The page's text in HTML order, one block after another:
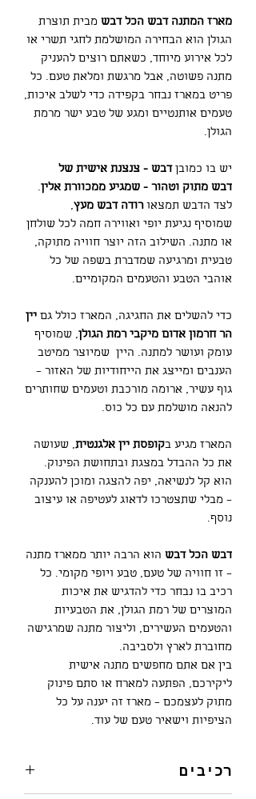
מארז המתנה דבש הכל דבש מבית תוצרת
הגולן הוא הבחירה המושלמת לחגי תשרי או
לכל אירוע מיוחד, כשאתם רוצים להעניק
מתנה פשוטה, אבל מרגשת ומלאת טעם. כל
פריט במארז נבחר בקפידה כדי לשלב איכות,
טעמים אותנטיים ומגע של טבע ישר מרמת
הגולן.
יש בו כמובןדבש - צנצנת אישית של
דבש מתוק וטהור - שמגיע ממכוורת אלין.
לצד הדבש תמצאורודה דבש מעץ,
שמוסיף נגיעת יופי ואווירה חמה לכל שולחן
או מתנה. השילוב הזה יוצר חוויה מתוקה,
טבעית ומרגיעה שמדברת בשפה של כל
אוהבי הטבע והטעמים המקומיים.
כדי להשלים את החגיגה, המארז כולל גם יין
הר חרמון אדום מיקבי רמת הגולן, שמוסיף
עומק ועושר למתנה. היין שמיוצר ממיטב
הענבים ומייצג את הייחודיות של האזור –
גוף עשיר, ארומה מורכבת וטעמים שחותרים
להנאה מושלמת עם כל כוס.
המארז מגיע בקופסת יין אלגנטית, שעושה
את כל ההבדל במצגת ובתחושת הפינוק.
הוא קל לנשיאה, יפה להצגה ומוכן להענקה
– מבלי שתצטרכו לדאוג לעטיפה או עיצוב
נוסף.
דבש הכל דבש הוא הרבה יותר ממארז מתנה
– זו חוויה של טעם, טבע ויופי מקומי. כל
רכיב בו נבחר כדי להדגיש את איכות
המוצרים של רמת הגולן, את הטבעיות
והטעמים העשירים, וליצור מתנה שמרגישה
מחוברת לארץ ולסביבה.
בין אם אתם מחפשים מתנה אישית
ליקירכם, הפתעה למארח או סתם פינוק
מתוק לעצמכם – מארז זה יענה על כל
הציפיות וישאיר טעם של עוד.
רכיבים